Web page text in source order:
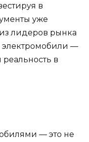
в
уже
лидеров рынка
электромобили —
в
— это не